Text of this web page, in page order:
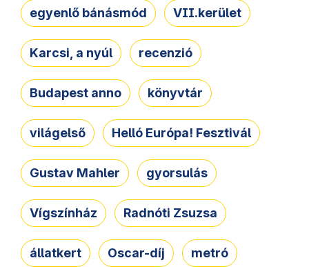
egyenlő bánásmód VII.kerület
Karcsi, a nyúl recenzió
Budapest anno könyvtár
világelső Helló Európa! Fesztivál
Gustav Mahler gyorsulás
Vígszínház Radnóti Zsuzsa
állatkert Oscar-díj metró